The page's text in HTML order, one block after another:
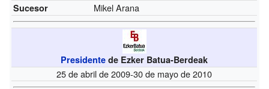
Sucesor Mikel Arana
Presidente de Ezker Batua-Berdeak
25 de abril de 2009-30 de mayo de 2010